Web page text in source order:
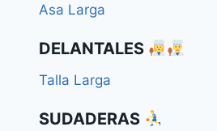
Asa Larga
DELANTALES
Talla Larga
SUDADERAS